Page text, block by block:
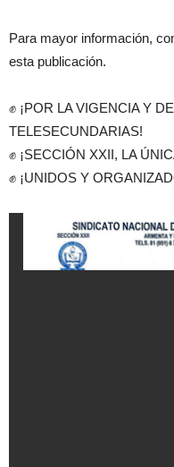
Para mayor información,
esta publicación.
✊ ¡POR LA VIGENCIA Y
TELESECUNDARIAS!
✊ ¡SECCIÓN XXII, LA
✊ ¡UNIDOS Y